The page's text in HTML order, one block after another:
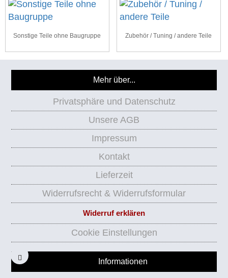
Sonstige Teile ohne Baugruppe Zubehör / Tuning / andere Teile
Mehr über...
Privatsphäre und Datenschutz
Unsere AGB
Impressum
Kontakt
Lieferzeit
Widerrufsrecht & Widerrufsformular
Widerruf erklären
Cookie Einstellungen
Informationen